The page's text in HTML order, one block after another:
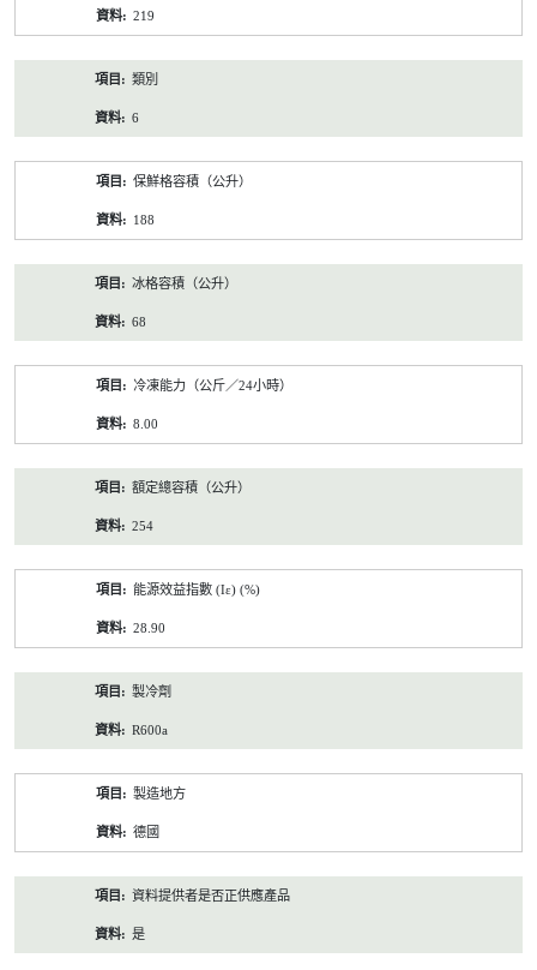
219
類別
6
保鮮格容積（公升）
188
冰格容積（公升）
68
冷凍能力（公斤／24小時）
8.00
額定總容積（公升）
254
能源效益指數 (Iε) (%)
28.90
製冷劑
R600a
製造地方
德國
資料提供者是否正供應產品
是